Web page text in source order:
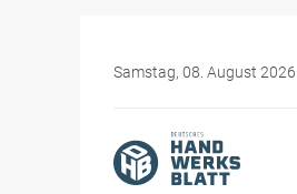
Samstag, 08. August 2026